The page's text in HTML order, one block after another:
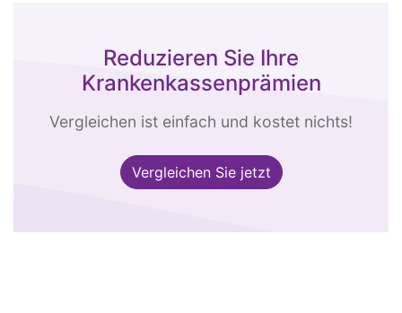
Reduzieren Sie Ihre
Krankenkassenprämien
Vergleichen ist einfach und kostet nichts!
Vergleichen Sie jetzt